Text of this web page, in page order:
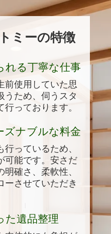
ミーの特徴
れる丁寧な仕事
前使用していた思
うため、伺うスタ
っております。
ズナブルな料金
っているため、
可能です。安さだ
確さ、柔軟性、
ーさせていただき
た遺品整理